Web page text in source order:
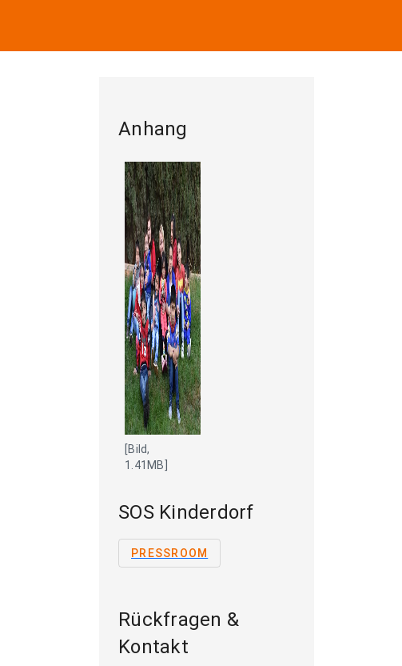
Anhang
[Bild,
1.41MB]
SOS Kinderdorf
PRESSROOM
Rückfragen &
Kontakt